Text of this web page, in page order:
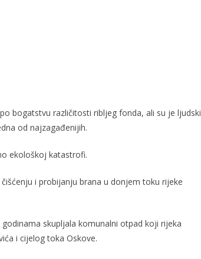
bogatstvu različitosti ribljeg fonda, ali su je ljudski
od najzagađenijih.
ekološkoj katastrofi.
i probijanju brana u donjem toku rijeke
skupljala komunalni otpad koji rijeka
i cijelog toka Oskove.